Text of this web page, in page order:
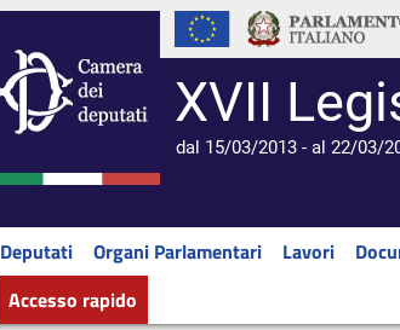
XVII
dal 15/03/2013 - al 22/03/
Deputati Organi Parlamentari Lavori
Accesso rapido